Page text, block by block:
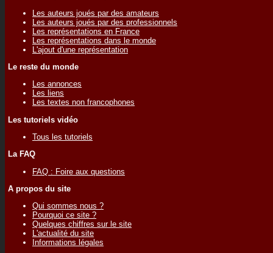
Les auteurs joués par des amateurs
Les auteurs joués par des professionnels
Les représentations en France
Les représentations dans le monde
L'ajout d'une représentation
Le reste du monde
Les annonces
Les liens
Les textes non francophones
Les tutoriels vidéo
Tous les tutoriels
La FAQ
FAQ : Foire aux questions
A propos du site
Qui sommes nous ?
Pourquoi ce site ?
Quelques chiffres sur le site
L'actualité du site
Informations légales